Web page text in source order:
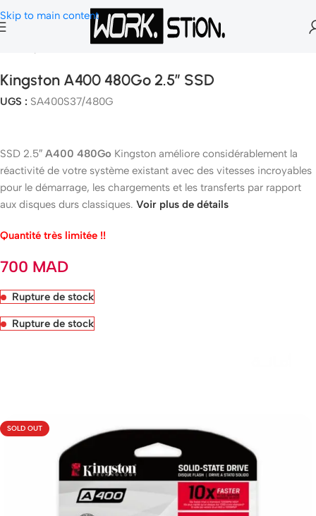
Skip to main content
SSD & M.2 Nvme
Kingston A400 480Go 2.5″ SSD
UGS : SA400S37/480G
SSD 2.5″ A400 480Go Kingston améliore considérablement la
réactivité de votre système existant avec des vitesses incroyables
pour le démarrage, les chargements et les transferts par rapport
aux disques durs classiques. Voir plus de détails
Quantité très limitée !!
700 MAD
Rupture de stock
Rupture de stock
SOLD OUT